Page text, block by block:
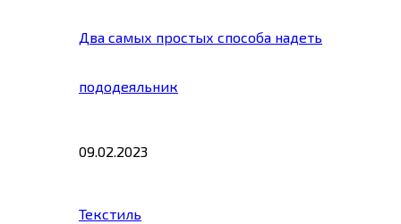
Два самых простых способа надеть
пододеяльник
09.02.2023
Текстиль